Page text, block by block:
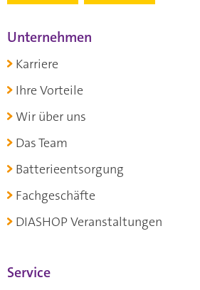
Unternehmen
Karriere
Ihre Vorteile
Wir über uns
Das Team
Batterieentsorgung
Fachgeschäfte
DIASHOP Veranstaltungen
Service